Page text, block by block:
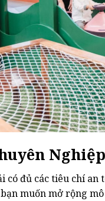
đủ các tiêu chí an
muốn mở rộng